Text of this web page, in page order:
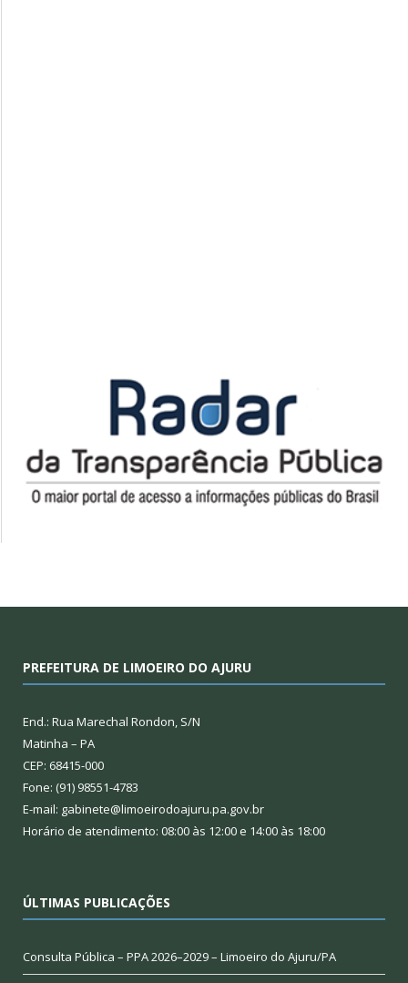
PREFEITURA DE LIMOEIRO DO AJURU
End.: Rua Marechal Rondon, S/N
Matinha – PA
CEP: 68415-000
Fone: (91) 98551-4783
E-mail: gabinete@limoeirodoajuru.pa.gov.br
Horário de atendimento: 08:00 às 12:00 e 14:00 às 18:00
ÚLTIMAS PUBLICAÇÕES
Consulta Pública – PPA 2026–2029 – Limoeiro do Ajuru/PA